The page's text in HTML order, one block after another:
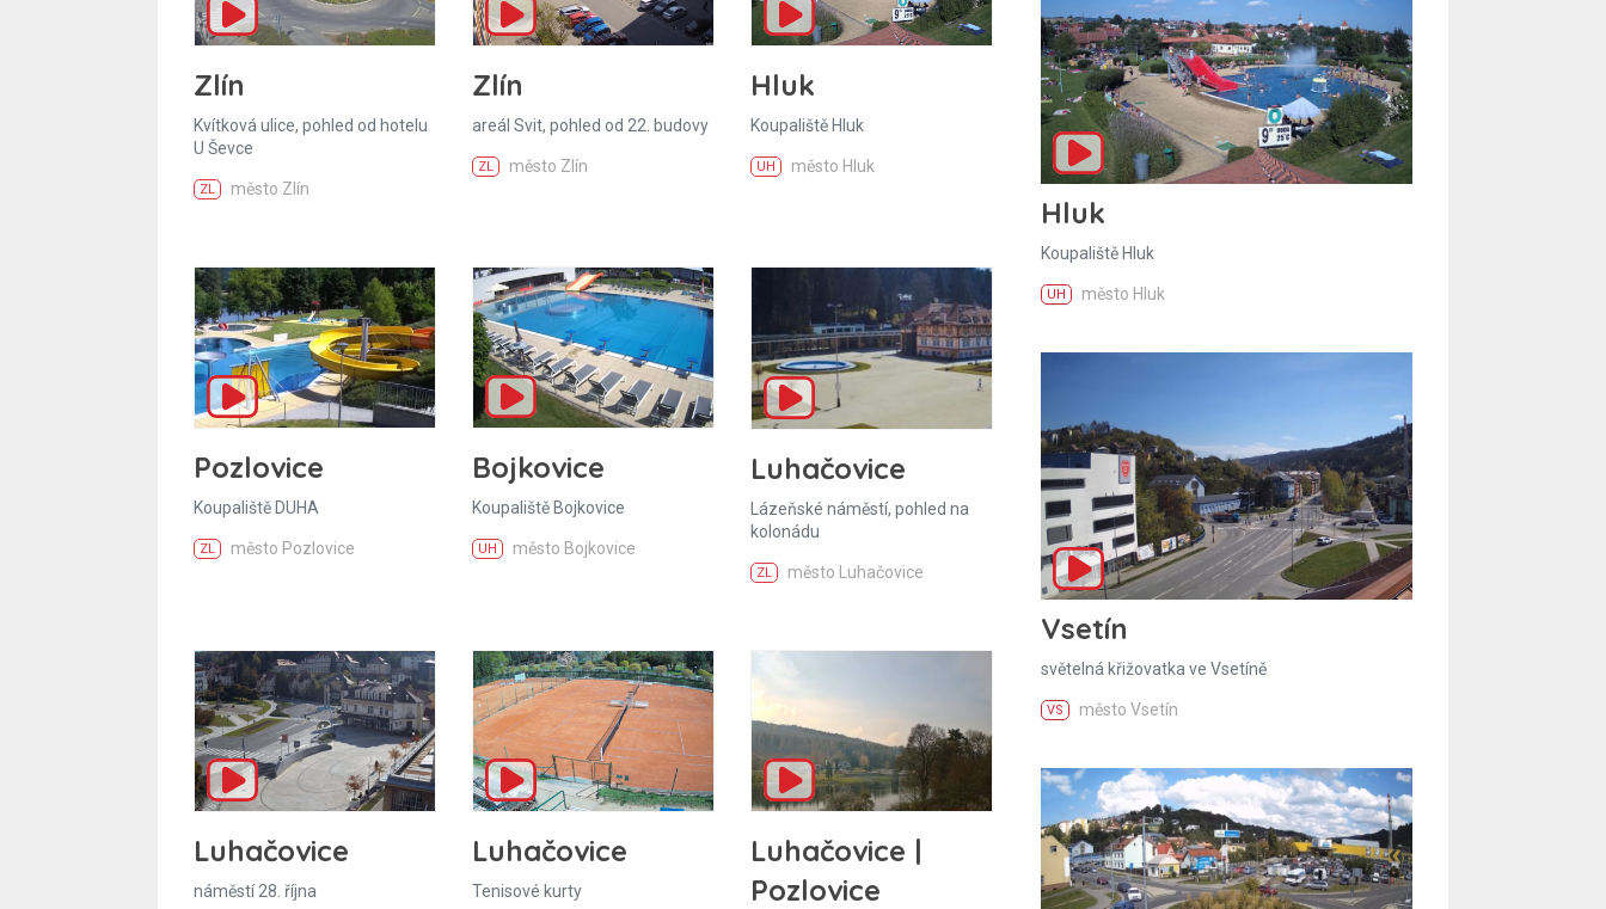
Zlín
Kvítková ulice, pohled od hotelu
U Ševce
ZL město Zlín
Zlín
areál Svit, pohled od 22. budovy
ZL město Zlín
Hluk
Koupaliště Hluk
UH město Hluk
Pozlovice
Koupaliště DUHA
ZL město Pozlovice
Bojkovice
Koupaliště Bojkovice
UH město Bojkovice
Luhačovice
Lázeňské náměstí, pohled na
kolonádu
ZL město Luhačovice
Luhačovice
náměstí 28. října
Luhačovice
Tenisové kurty
Luhačovice |
Pozlovice
Hluk
Koupaliště Hluk
UH město Hluk
Vsetín
světelná křižovatka ve Vsetíně
VS město Vsetín